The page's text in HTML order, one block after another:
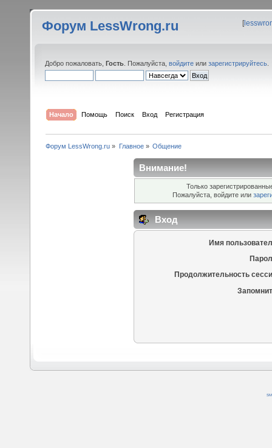
Форум LessWrong.ru [
Добро пожаловать, Гость . Пожалуйста, войдите или зарегистрируйтесь
Начало Помощь Поиск Вход Регистрация
Форум LessWrong.ru » Главное» Общение
Внимание!
Только
Пожалуйста, войдите или
Вход
Имя
Продолжительность